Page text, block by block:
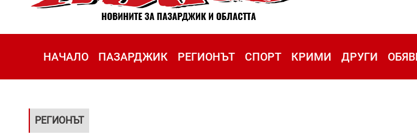
НАЧАЛО ПАЗАРДЖИК РЕГИОНЪТ СПОРТ КРИМИ ДРУГИ
РЕГИОНЪТ